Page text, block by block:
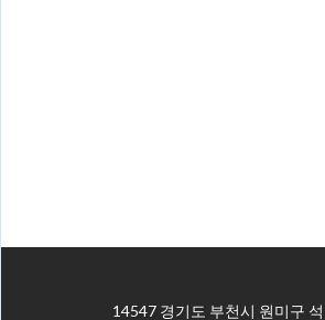
14547 경기도 부천시 원미구